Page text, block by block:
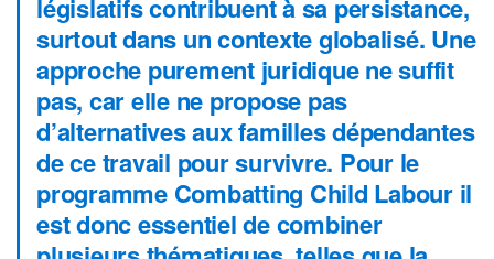
législatifs contribuent à sa persistance,
surtout dans un contexte globalisé. Une
approche purement juridique ne suffit
pas, car elle ne propose pas
d’alternatives aux familles dépendantes
de ce travail pour survivre. Pour le
programme Combatting Child Labour il
est donc essentiel de combiner